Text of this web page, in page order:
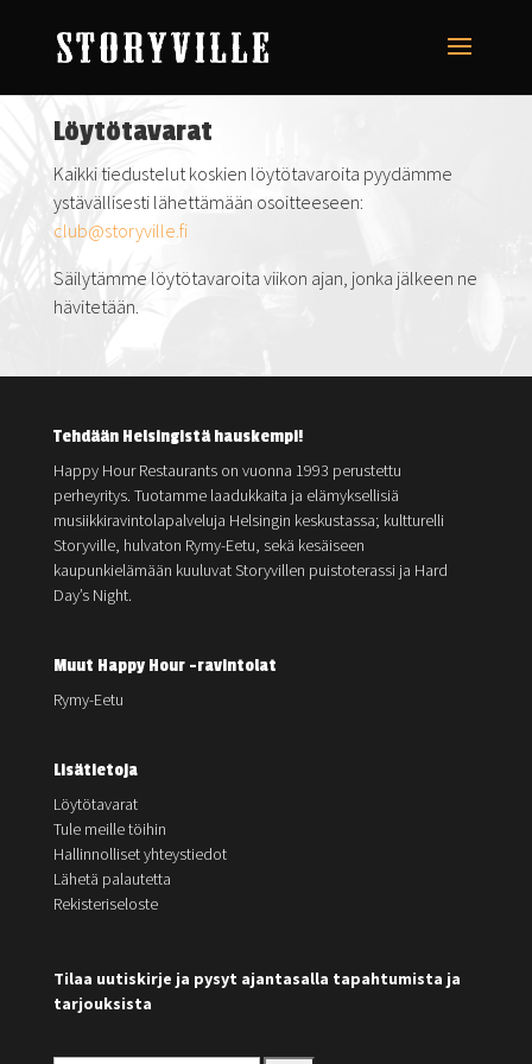
Löytötavarat
Kaikki tiedustelut koskien löytötavaroita pyydämme
ystävällisesti lähettämään osoitteeseen:
club@storyville.fi
Säilytämme löytötavaroita viikon ajan, jonka jälkeen ne
hävitetään.
Tehdään Helsingistä hauskempi!
Happy Hour Restaurants on vuonna 1993 perustettu
perheyritys. Tuotamme laadukkaita ja elämyksellisiä
musiikkiravintolapalveluja Helsingin keskustassa; kultturelli
Storyville, hulvaton Rymy-Eetu, sekä kesäiseen
kaupunkielämään kuuluvat Storyvillen puistoterassi ja Hard
Day’s Night.
Muut Happy Hour -ravintolat
Rymy-Eetu
Lisätietoja
Löytötavarat
Tule meille töihin
Hallinnolliset yhteystiedot
Lähetä palautetta
Rekisteriseloste
Tilaa uutiskirje ja pysyt ajantasalla tapahtumista ja
tarjouksista